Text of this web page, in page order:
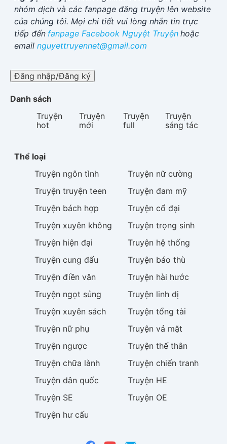
nhóm dịch và các fanpage đăng truyện lên website
của chúng tôi. Mọi chi tiết vui lòng nhắn tin trực
tiếp đến fanpage Facebook Nguyệt Truyện hoặc
email nguyettruyennet@gmail.com
Đăng nhập/Đăng ký
Danh sách
Truyện
hot
Truyện
mới
Truyện
full
Truyện
sáng tác
Thể loại
Truyện ngôn tình Truyện nữ cường
Truyện truyện teen Truyện đam mỹ
Truyện bách hợp Truyện cổ đại
Truyện xuyên không Truyện trọng sinh
Truyện hiện đại Truyện hệ thống
Truyện cung đấu Truyện báo thù
Truyện điền văn Truyện hài hước
Truyện ngọt sủng Truyện linh dị
Truyện xuyên sách Truyện tổng tài
Truyện nữ phụ Truyện vả mặt
Truyện ngược Truyện thế thân
Truyện chữa lành Truyện chiến tranh
Truyện dân quốc Truyện HE
Truyện SE Truyện OE
Truyện hư cấu